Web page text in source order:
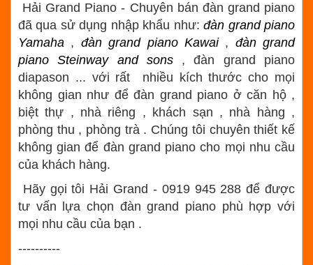
Hải Grand Piano - Chuyên bán đàn grand piano
đã qua sử dụng nhập khẩu như:đàn grand piano
Yamaha , đàn grand piano Kawai, đàn grand
piano Steinway and sons, đàn grand piano
diapason ... với rất nhiều kích thước cho mọi
không gian như để đàn grand piano ở căn hộ ,
biệt thự , nhà riêng , khách sạn , nhà hàng ,
phòng thu , phòng trà . Chúng tôi chuyên thiết kế
không gian để đàn grand piano cho mọi nhu cầu
của khách hàng.
Hãy gọi tôi Hải Grand - 0919 945 288 để được
tư vấn lựa chọn đàn grand piano phù hợp với
mọi nhu cầu của bạn .
----------